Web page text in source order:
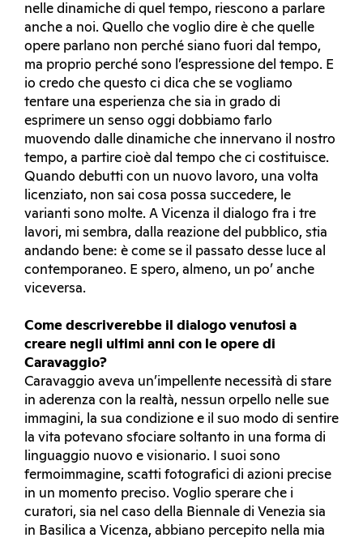
nelle dinamiche di quel tempo, riescono a parlare
anche a noi. Quello che voglio dire è che quelle
opere parlano non perché siano fuori dal tempo,
ma proprio perché sono l’espressione del tempo. E
io credo che questo ci dica che se vogliamo
tentare una esperienza che sia in grado di
esprimere un senso oggi dobbiamo farlo
muovendo dalle dinamiche che innervano il nostro
tempo, a partire cioè dal tempo che ci costituisce.
Quando debutti con un nuovo lavoro, una volta
licenziato, non sai cosa possa succedere, le
varianti sono molte. A Vicenza il dialogo fra i tre
lavori, mi sembra, dalla reazione del pubblico, stia
andando bene: è come se il passato desse luce al
contemporaneo. E spero, almeno, un po’ anche
viceversa.
Come descriverebbe il dialogo venutosi a
creare negli ultimi anni con le opere di
Caravaggio?
Caravaggio aveva un’impellente necessità di stare
in aderenza con la realtà, nessun orpello nelle sue
immagini, la sua condizione e il suo modo di sentire
la vita potevano sfociare soltanto in una forma di
linguaggio nuovo e visionario. I suoi sono
fermoimmagine, scatti fotografici di azioni precise
in un momento preciso. Voglio sperare che i
curatori, sia nel caso della Biennale di Venezia sia
in Basilica a Vicenza, abbiano percepito nella mia